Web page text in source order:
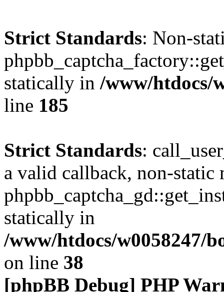
Strict Standards: Non-
statically in /www/htdocs/
line 185
Strict Standards:
a valid callback, non-static
statically in
/www/htdocs/w0058247/
on line 38
[phpBB Debug] PHP